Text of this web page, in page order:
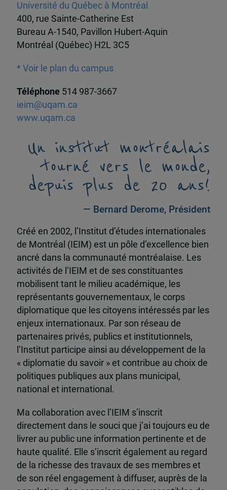
Université du Québec à Montréal
400, rue Sainte-Catherine Est
Bureau A-1540, Pavillon Hubert-Aquin
Montréal (Québec) H2L 3C5
* Voir le plan du campus
Téléphone 514 987-3667
ieim@uqam.ca
www.uqam.ca
Un institut montréalais
tourné vers le monde,
depuis plus de 20 ans!
— Bernard Derome, Président
Créé en 2002, l’Institut d’études internationales
de Montréal (IEIM) est un pôle d’excellence bien
ancré dans la communauté montréalaise. Les
activités de l’IEIM et de ses constituantes
mobilisent tant le milieu académique, les
représentants gouvernementaux, le corps
diplomatique que les citoyens intéressés par les
enjeux internationaux. Par son réseau de
partenaires privés, publics et institutionnels,
l’Institut participe ainsi au développement de la
« diplomatie du savoir » et contribue au choix de
politiques publiques aux plans municipal,
national et international.
Ma collaboration avec l’IEIM s’inscrit
directement dans le souci que j’ai toujours eu de
livrer au public une information pertinente et de
haute qualité. Elle s’inscrit également au regard
de la richesse des travaux de ses membres et
de son réel engagement à diffuser, auprès de la